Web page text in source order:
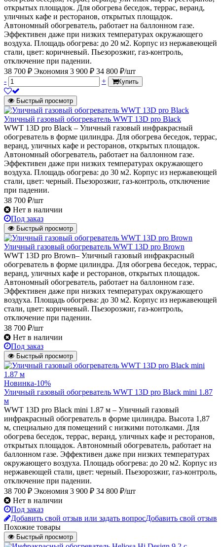
открытых площадок. Для обогрева беседок, террас, веранд,
уличных кафе и ресторанов, открытых площадок.
Автономный обогреватель, работает на баллонном газе.
Эффективен даже при низких температурах окружающего
воздуха. Площадь обогрева: до 20 м2. Корпус из нержавеющей
стали, цвет: коричневый. Пьезорозжиг, газ-контроль,
отключение при падении.
38 700 ₽ Экономия 3 900 ₽ 34 800 ₽/шт
-
+ Купить
Быстрый просмотр
Уличный газовый обогреватель WWT 13D pro Black
WWT 13D pro Black – Уличный газовый инфракрасный
обогреватель в форме цилиндра. Для обогрева беседок, террас,
веранд, уличных кафе и ресторанов, открытых площадок.
Автономный обогреватель, работает на баллонном газе.
Эффективен даже при низких температурах окружающего
воздуха. Площадь обогрева: до 30 м2. Корпус из нержавеющей
стали, цвет: черный. Пьезорозжиг, газ-контроль, отключение
при падении.
38 700 ₽/шт
Нет в наличии
Под заказ
Быстрый просмотр
Уличный газовый обогреватель WWT 13D pro Brown
WWT 13D pro Brown– Уличный газовый инфракрасный
обогреватель в форме цилиндра. Для обогрева беседок, террас,
веранд, уличных кафе и ресторанов, открытых площадок.
Автономный обогреватель, работает на баллонном газе.
Эффективен даже при низких температурах окружающего
воздуха. Площадь обогрева: до 30 м2. Корпус из нержавеющей
стали, цвет: коричневый. Пьезорозжиг, газ-контроль,
отключение при падении.
38 700 ₽/шт
Нет в наличии
Под заказ
Быстрый просмотр
Новинка-10%
Уличный газовый обогреватель WWT 13D pro Black mini 1.87
м
WWT 13D pro Black mini 1.87 м – Уличный газовый
инфракрасный обогреватель в форме цилиндра. Высота 1,87
м, специально для помещений с низкими потолками. Для
обогрева беседок, террас, веранд, уличных кафе и ресторанов,
открытых площадок. Автономный обогреватель, работает на
баллонном газе. Эффективен даже при низких температурах
окружающего воздуха. Площадь обогрева: до 20 м2. Корпус из
нержавеющей стали, цвет: черный. Пьезорозжиг, газ-контроль,
отключение при падении.
38 700 ₽ Экономия 3 900 ₽ 34 800 ₽/шт
Нет в наличии
Под заказ
Добавить свой отзыв или задать вопросДобавить свой отзыв
Похожие товары
Быстрый просмотр